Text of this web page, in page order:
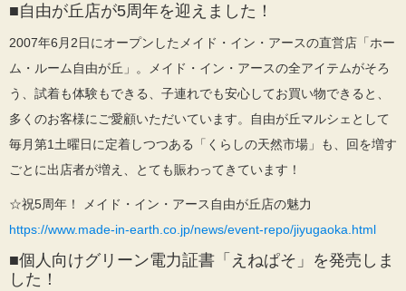
■自由が丘店が5周年を迎えました！
2007年6月2日にオープンしたメイド・イン・アースの直営店「ホー
ム・ルーム自由が丘」。メイド・イン・アースの全アイテムがそろ
う、試着も体験もできる、子連れでも安心してお買い物できると、
多くのお客様にご愛顧いただいています。自由が丘マルシェとして
毎月第1土曜日に定着しつつある「くらしの天然市場」も、回を増す
ごとに出店者が増え、とても賑わってきています！
☆祝5周年！ メイド・イン・アース自由が丘店の魅力
https://www.made-in-earth.co.jp/news/event-repo/jiyugaoka.html
■個人向けグリーン電力証書「えねぱそ」を発売しま
した！